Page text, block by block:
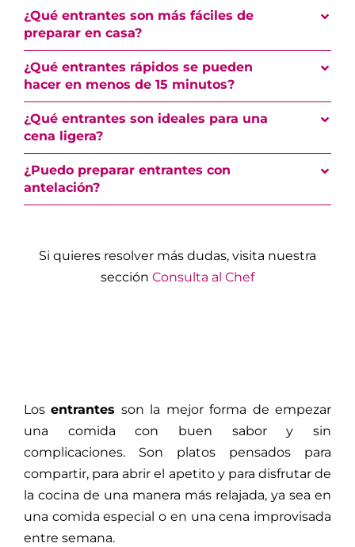
¿Qué entrantes son más fáciles de
preparar en casa?
¿Qué entrantes rápidos se pueden
hacer en menos de 15 minutos?
¿Qué entrantes son ideales para una
cena ligera?
¿Puedo preparar entrantes con
antelación?
Si quieres resolver más dudas, visita nuestra
sección Consulta al Chef
Losentrantes son la mejor forma de empezar
una comida con buen sabor y sin
complicaciones. Son platos pensados para
compartir, para abrir el apetito y para disfrutar de
la cocina de una manera más relajada, ya sea en
una comida especial o en una cena improvisada
entre semana.